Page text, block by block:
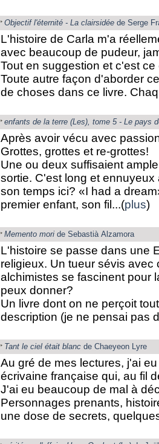
Objectif l'éternité - La clairsidéede Serge
L'histoire de Carla m'a
avec beaucoup de pudeur,
Tout en suggestion et c'est
Toute autre façon d'aborder
de choses dans ce livre.
enfants de la terre (Les), tome 5 - Le pays
Après avoir vécu avec
Grottes, grottes et re-grottes!
Une ou deux suffisaient
sortie. C'est long et
son temps ici? «I had a
premier enfant, son fil...(plus)
Memento moride Sebastià Alzamora
L'histoire se passe dans une
religieux. Un tueur sévis
alchimistes se fascinent pour
peux donner?
Un livre dont on ne perçoit
description (je ne pensai pas
Tant le ciel était blancde Chaeyeon Lyre
Au gré de mes lectures, j'ai
écrivaine française qui, au fil
J'ai eu beaucoup de mal à
Personnages prenants,
une dose de secrets,